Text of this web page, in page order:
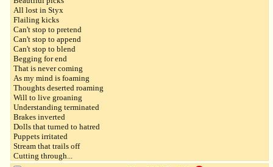
All lost in Styx
Flailing kicks
Can't stop to pretend
Can't stop to append
Can't stop to blend
Begging for end
That is never coming
As my mind is foaming
Thoughts deserted roaming
Will to live groaning
Understanding terminated
Brakes inverted
Dolls that turned to hatred
Puppets irritated
Stream that trails off
Cutting through...